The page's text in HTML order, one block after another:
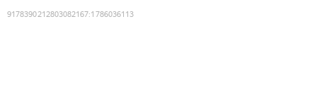
9178390212803082167:1786036113